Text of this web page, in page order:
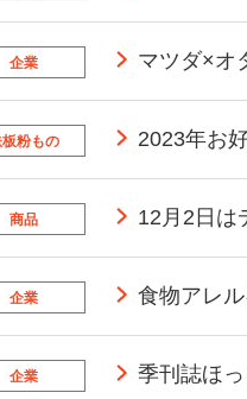
企業 マツダ×オ
粉もの 2023年お
商品 12月2日は
企業 食物アレ
企業 季刊誌ほ